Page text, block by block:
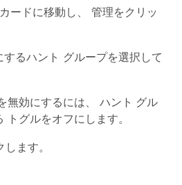
ードに移動し、 管理をクリッ
するハント グループを選択して
無効にするには、 ハント グル
トグルをオフにします。
ます。